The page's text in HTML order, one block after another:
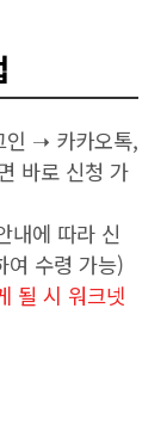
인 ➝ 카카오톡,
바로 신청 가
내에 따라 신
여 수령 가능)
될 시 워크넷